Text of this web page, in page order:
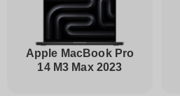
Apple MacBook Pro
14 M3 Max 2023